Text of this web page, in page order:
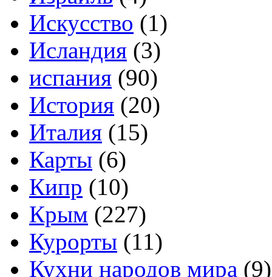
Искусство (1)
Исландия (3)
испания (90)
История (20)
Италия (15)
Карты (6)
Кипр (10)
Крым (227)
Курорты (11)
Кухни народов мира (9)